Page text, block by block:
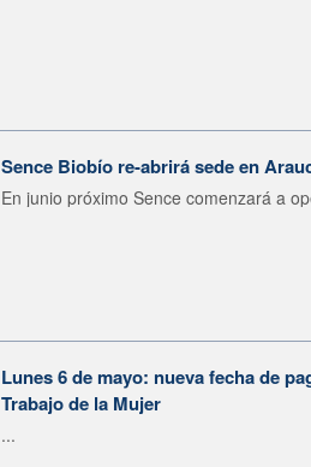
Sence Biobío re-abrirá sede en
En junio próximo Sence comenzará a
Lunes 6 de mayo: nueva fecha de
Trabajo de la Mujer
...